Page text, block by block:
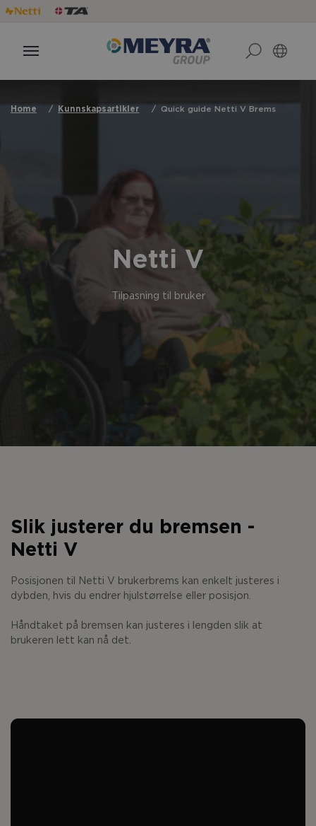
Home Kunnskapsartikler Quick guide Netti V Brems
Netti V
Tilpasning til bruker
Slik justerer du bremsen -
Netti V
Posisjonen til Netti V brukerbrems kan enkelt justeres i
dybden, hvis du endrer hjulstørrelse eller posisjon.
Håndtaket på bremsen kan justeres i lengden slik at
brukeren lett kan nå det.